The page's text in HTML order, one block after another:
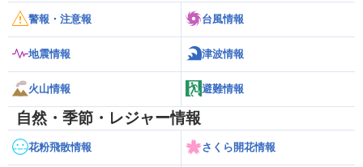
警報・注意報 台風情報
地震情報 津波情報
火山情報 避難情報
自然・季節・レジャー情報
花粉飛散情報 さくら開花情報